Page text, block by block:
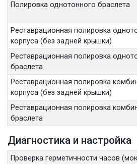
Полировка однотонного браслета
Реставрационная полировка
корпуса (без задней крышки)
Реставрационная полировка
браслета
Реставрационная полировка
корпуса (без задней крышки)
Реставрационная полировка
браслета
Диагностика и настройка
Проверка герметичности часов